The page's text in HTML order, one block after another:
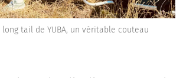
tail de YUBA, un véritable couteau